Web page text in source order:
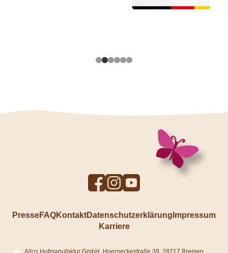
To
Facebook
To
Instagram
To
YouTube
PresseFAQKontaktDatenschutzerklärung Impressum
Karriere
Allos Hofmanufaktur GmbH, Hoerneckestraße 39, 28217 Bremen